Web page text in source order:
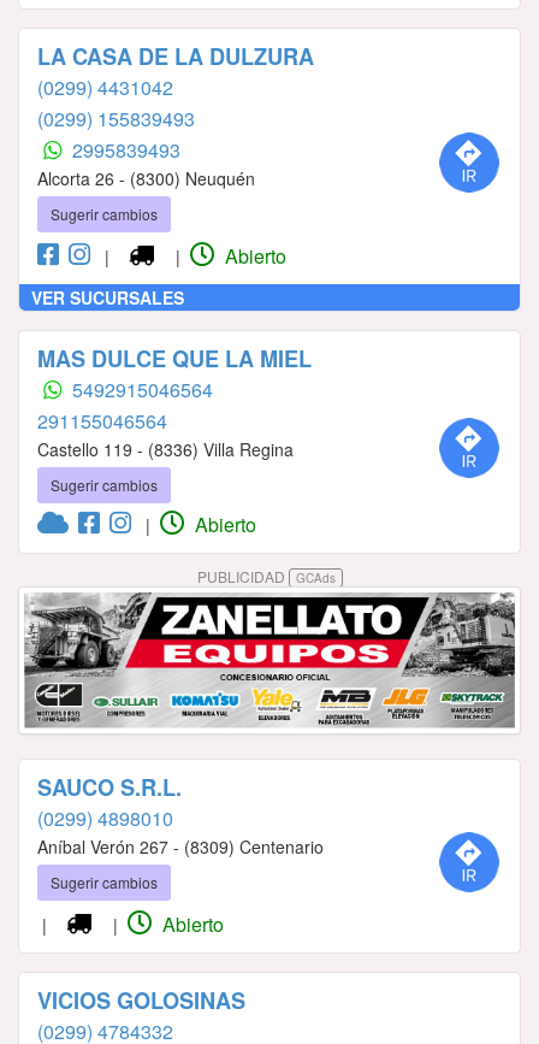
LA CASA DE LA DULZURA
(0299) 4431042
(0299) 155839493
2995839493
Alcorta 26 - (8300) Neuquén
Sugerir cambios
| | Abierto
VER SUCURSALES
MAS DULCE QUE LA MIEL
‪5492915046564‬
291155046564‬
Castello 119 - (8336) Villa Regina
Sugerir cambios
| Abierto
PUBLICIDAD GCAds
SAUCO S.R.L.
(0299) 4898010
Aníbal Verón 267 - (8309) Centenario
Sugerir cambios
| | Abierto
VICIOS GOLOSINAS
(0299) 4784332